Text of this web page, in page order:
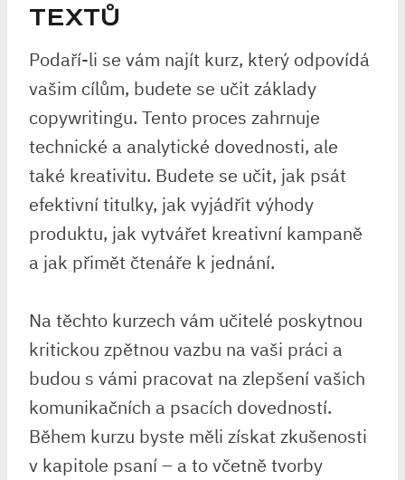
TEXTŮ
Podaří-li se vám najít kurz, který odpovídá
vašim cílům, budete se učit základy
copywritingu. Tento proces zahrnuje
technické a analytické dovednosti, ale
také kreativitu. Budete se učit, jak psát
efektivní titulky, jak vyjádřit výhody
produktu, jak vytvářet kreativní kampaně
a jak přimět čtenáře k jednání.
Na těchto kurzech vám učitelé poskytnou
kritickou zpětnou vazbu na vaši práci a
budou s vámi pracovat na zlepšení vašich
komunikačních a psacích dovedností.
Během kurzu byste měli získat zkušenosti
v kapitole psaní – a to včetně tvorby